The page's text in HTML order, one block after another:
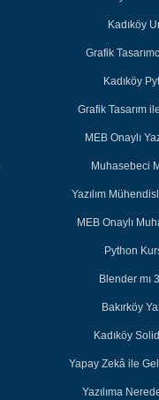
Kadıköy
Grafik
Kadıköy
Grafik Tasarım
MEB Onaylı
Muhasebeci
Yazılım
MEB Onaylı
Python
Blender mı
Bakırköy
Kadıköy
Yapay Zekâ ile
Yazılıma